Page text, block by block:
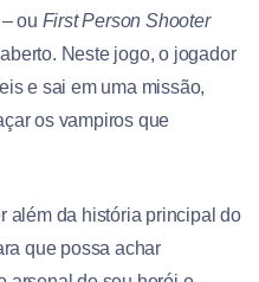
ou First Person Shooter
Neste jogo, o jogador
e sai em uma missão,
os vampiros que
além da história principal do
que possa achar